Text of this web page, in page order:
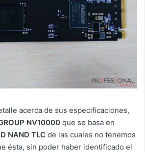
acerca de sus especificaciones,
NV10000 que se basa en
NAND TLC de las cuales no tenemos
ésta, sin poder haber identificado el